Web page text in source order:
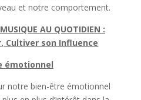
et notre comportement.
AU QUOTIDIEN :
Cultiver son Influence
émotionnel
notre bien-être émotionnel